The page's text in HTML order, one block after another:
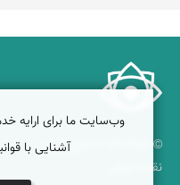
© ۱۳۷۹-۱۴۰۵ نمای ایران
نقشه ایران
وب‌سایت ما برای ارایه
آشنایی با